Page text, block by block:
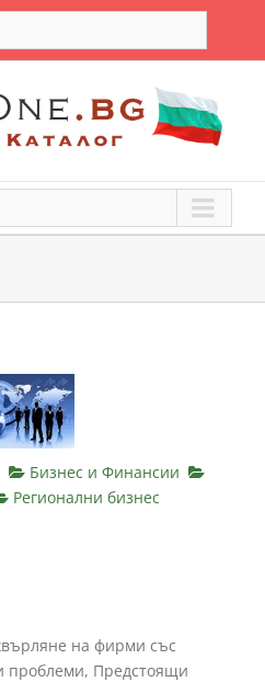
Бизнес и Финансии
Регионални бизнес
на фирми със
проблеми, Предстоящи